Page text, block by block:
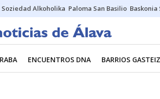
Soziedad Alkoholika Paloma San Basilio Baskonia
ENCUENTROS DNA BARRIOS GASTEIZ